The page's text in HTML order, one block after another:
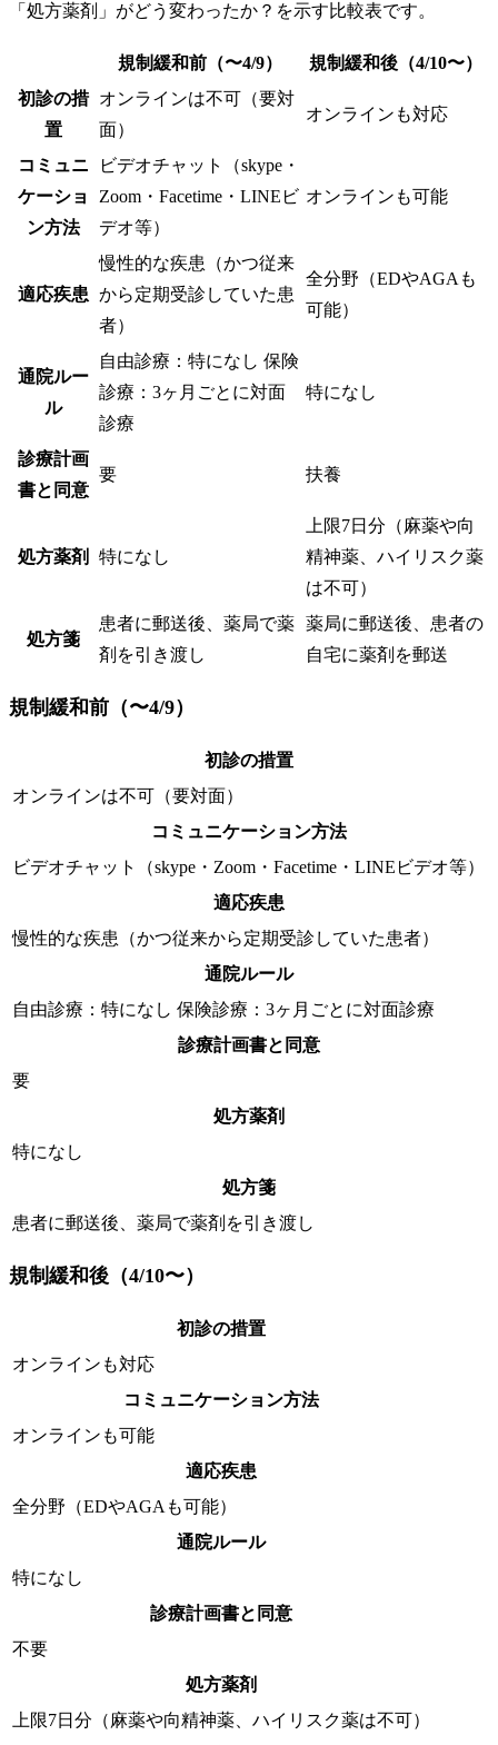
「処方薬剤」がどう変わったか？を示す比較表です。
規制緩和前（〜4/9）
規制緩和後（4/10〜）
初診の措
置
オンラインは不可（要対
面）
オンラインも対応
コミュニ
ケーショ
ン方法
ビデオチャット（skype・
Zoom・Facetime・LINEビ
デオ等）
オンラインも可能
適応疾患
慢性的な疾患（かつ従来
から定期受診していた患
者）
全分野（EDやAGAも
可能）
通院ルー
ル
自由診療：特になし 保険
診療：3ヶ月ごとに対面
診療
特になし
診療計画
書と同意
要 扶養
処方薬剤 特になし
上限7日分（麻薬や向
精神薬、ハイリスク薬
は不可）
処方箋
患者に郵送後、薬局で薬
剤を引き渡し
薬局に郵送後、患者の
自宅に薬剤を郵送
規制緩和前（〜4/9）
初診の措置
オンラインは不可（要対面）
コミュニケーション方法
ビデオチャット（skype・Zoom・Facetime・LINEビデオ等）
適応疾患
慢性的な疾患（かつ従来から定期受診していた患者）
通院ルール
自由診療：特になし 保険診療：3ヶ月ごとに対面診療
診療計画書と同意
要
処方薬剤
特になし
処方箋
患者に郵送後、薬局で薬剤を引き渡し
規制緩和後（4/10〜）
初診の措置
オンラインも対応
コミュニケーション方法
オンラインも可能
適応疾患
全分野（EDやAGAも可能）
通院ルール
特になし
診療計画書と同意
不要
処方薬剤
上限7日分（麻薬や向精神薬、ハイリスク薬は不可）